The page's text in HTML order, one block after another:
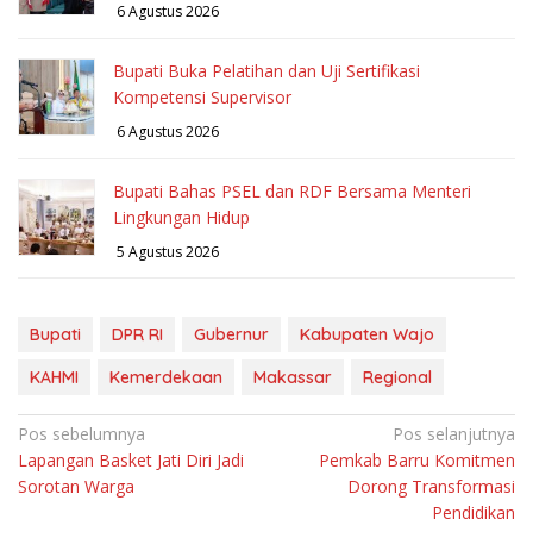
6 Agustus 2026
Bupati Buka Pelatihan dan Uji Sertifikasi
Kompetensi Supervisor
6 Agustus 2026
Bupati Bahas PSEL dan RDF Bersama Menteri
Lingkungan Hidup
5 Agustus 2026
Bupati DPR RI Gubernur
Kabupaten Wajo
KAHMI
Kemerdekaan Makassar Regional
Navigasi
pos
Pos sebelumnya
Lapangan Basket Jati Diri Jadi
Sorotan Warga
Pos selanjutnya
Pemkab Barru Komitmen
Dorong Transformasi
Pendidikan